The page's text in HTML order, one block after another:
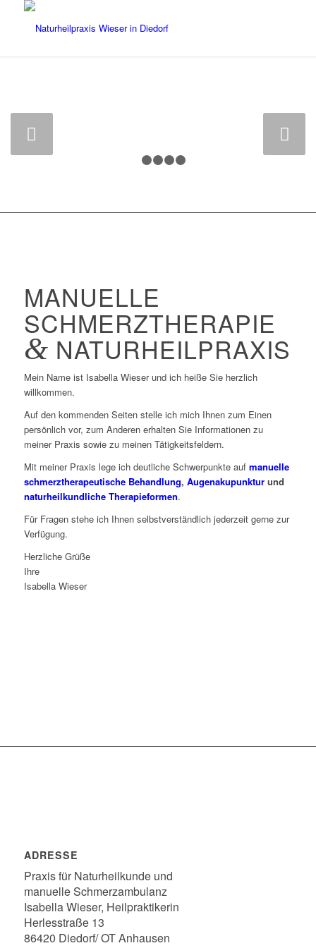
MANUELLE
MANUELLE
SCHMERZTHERAPIE
& NATURHEILPRAXIS
Mein Name ist Isabella Wieser und ich heiße Sie herzlich
willkommen.
Auf den kommenden Seiten stelle ich mich Ihnen zum Einen
persönlich vor, zum Anderen erhalten Sie Informationen zu
meiner Praxis sowie zu meinen Tätigkeitsfeldern.
Mit meiner Praxis lege ich deutliche Schwerpunkte auf manuelle
schmerztherapeutische Behandlung, Augenakupunkturund
naturheilkundliche Therapieformen.
Für Fragen stehe ich Ihnen selbstverständlich jederzeit gerne zur
Verfügung.
Herzliche Grüße
Ihre
Isabella Wieser
ADRESSE
Praxis für Naturheilkunde und
manuelle Schmerzambulanz
Isabella Wieser, Heilpraktikerin
Herlesstraße 13
86420 Diedorf/ OT Anhausen